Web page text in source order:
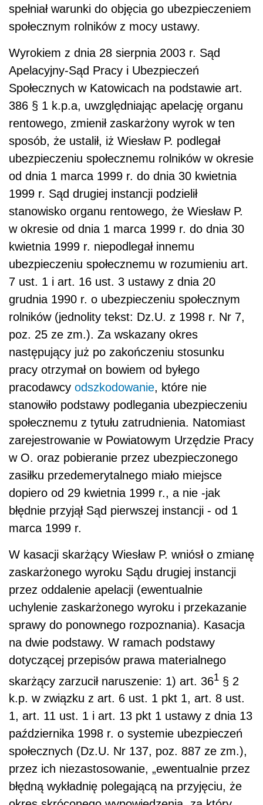
spełniał warunki do objęcia go ubezpieczeniem
społecznym rolników z mocy ustawy.
Wyrokiem z dnia 28 sierpnia 2003 r. Sąd
Apelacyjny-Sąd Pracy i Ubezpieczeń
Społecznych w Katowicach na podstawie art.
386 § 1 k.p.a, uwzględniając apelację organu
rentowego, zmienił zaskarżony wyrok w ten
sposób, że ustalił, iż Wiesław P. podlegał
ubezpieczeniu społecznemu rolników w okresie
od dnia 1 marca 1999 r. do dnia 30 kwietnia
1999 r. Sąd drugiej instancji podzielił
stanowisko organu rentowego, że Wiesław P.
w okresie od dnia 1 marca 1999 r. do dnia 30
kwietnia 1999 r. niepodlegał innemu
ubezpieczeniu społecznemu w rozumieniu art.
7 ust. 1 i art. 16 ust. 3 ustawy z dnia 20
grudnia 1990 r. o ubezpieczeniu społecznym
rolników (jednolity tekst: Dz.U. z 1998 r. Nr 7,
poz. 25 ze zm.). Za wskazany okres
następujący już po zakończeniu stosunku
pracy otrzymał on bowiem od byłego
pracodawcy odszkodowanie, które nie
stanowiło podstawy podlegania ubezpieczeniu
społecznemu z tytułu zatrudnienia. Natomiast
zarejestrowanie w Powiatowym Urzędzie Pracy
w O. oraz pobieranie przez ubezpieczonego
zasiłku przedemerytalnego miało miejsce
dopiero od 29 kwietnia 1999 r., a nie -jak
błędnie przyjął Sąd pierwszej instancji - od 1
marca 1999 r.
W kasacji skarżący Wiesław P. wniósł o zmianę
zaskarżonego wyroku Sądu drugiej instancji
przez oddalenie apelacji (ewentualnie
uchylenie zaskarżonego wyroku i przekazanie
sprawy do ponownego rozpoznania). Kasacja
na dwie podstawy. W ramach podstawy
dotyczącej przepisów prawa materialnego
skarżący zarzucił naruszenie: 1) art. 361 § 2
k.p. w związku z art. 6 ust. 1 pkt 1, art. 8 ust.
1, art. 11 ust. 1 i art. 13 pkt 1 ustawy z dnia 13
października 1998 r. o systemie ubezpieczeń
społecznych (Dz.U. Nr 137, poz. 887 ze zm.),
przez ich niezastosowanie, „ewentualnie przez
błędną wykładnię polegającą na przyjęciu, że